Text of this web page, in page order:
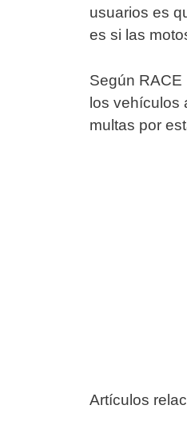
usuarios es
es si las
Según
los vehículos
multas por
Artículos